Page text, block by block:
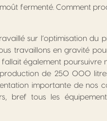
fermenté. Comment
sur l’optimisation du
travaillons en gravité
également poursuivre
de 250 000
importante de nos
bref tous les